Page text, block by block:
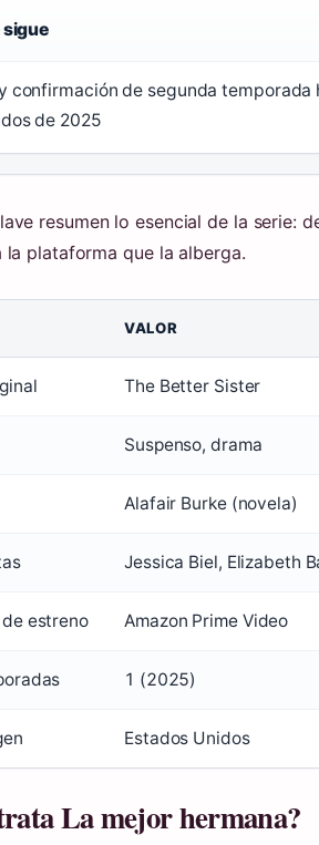
sigue
confirmación de segunda temporada
de 2025
resumen lo esencial de la serie:
la plataforma que la alberga.
VALOR
The Better Sister
Suspenso, drama
Alafair Burke (novela)
Jessica Biel, Elizabeth
estreno Amazon Prime Video
1 (2025)
Estados Unidos
La mejor hermana?